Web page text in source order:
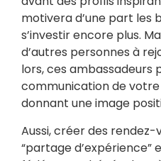
motivera d’une part les
s’investir encore plus.
d’autres personnes à
lors, ces ambassadeurs
communication de
donnant une image
Aussi, créer des
“partage d’expérience”